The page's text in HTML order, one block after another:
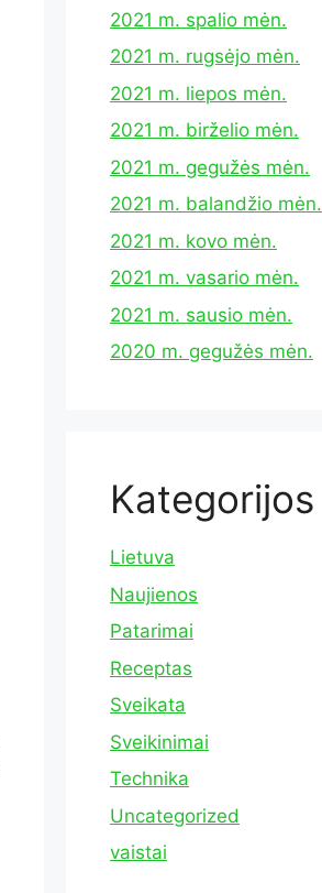
2021 m. spalio mėn.
2021 m. rugsėjo mėn.
2021 m. liepos mėn.
2021 m. birželio mėn.
2021 m. gegužės mėn.
2021 m. balandžio mėn.
2021 m. kovo mėn.
2021 m. vasario mėn.
2021 m. sausio mėn.
2020 m. gegužės mėn.
Kategorijos
Lietuva
Naujienos
Patarimai
Receptas
Sveikata
Sveikinimai
Technika
Uncategorized
vaistai